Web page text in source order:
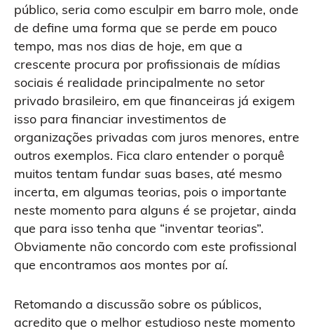
público, seria como esculpir em barro mole, onde
de define uma forma que se perde em pouco
tempo, mas nos dias de hoje, em que a
crescente procura por profissionais de mídias
sociais é realidade principalmente no setor
privado brasileiro, em que financeiras já exigem
isso para financiar investimentos de
organizações privadas com juros menores, entre
outros exemplos. Fica claro entender o porquê
muitos tentam fundar suas bases, até mesmo
incerta, em algumas teorias, pois o importante
neste momento para alguns é se projetar, ainda
que para isso tenha que “inventar teorias”.
Obviamente não concordo com este profissional
que encontramos aos montes por aí.
Retomando a discussão sobre os públicos,
acredito que o melhor estudioso neste momento